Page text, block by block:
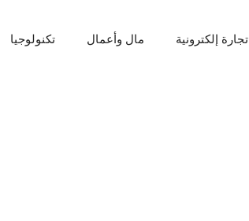
تجارة إلكترونية مال وأعمال تكنولوجيا